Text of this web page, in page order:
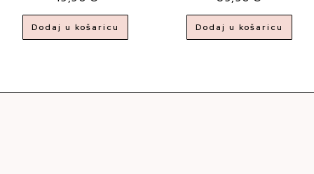
Dodaj u košaricu Dodaj u košaricu